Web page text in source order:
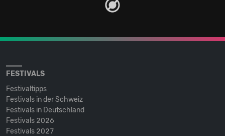
FESTIVALS
Festivaltipps
Festivals in der Schweiz
Festivals in Deutschland
Festivals 2026
Festivals 2027